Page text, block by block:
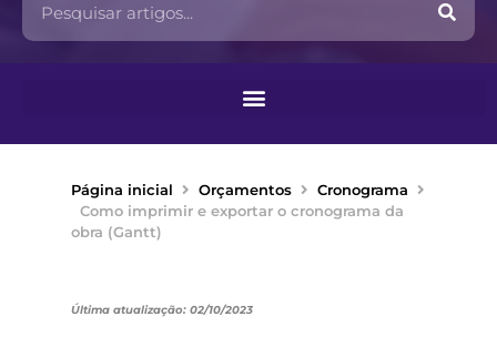
Página inicial Orçamentos
Cronograma
Como imprimir e exportar o cronograma da
obra (Gantt)
Última atualização: 02/10/2023